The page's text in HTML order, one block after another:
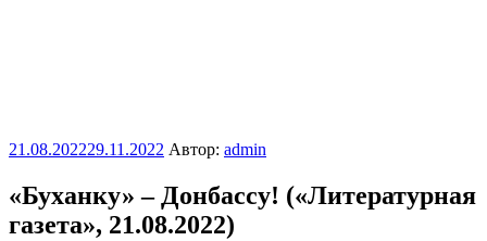
Опубликовано
21.08.202229.11.2022 Автор: admin
«Буханку» – Донбассу! («Литературная
газета», 21.08.2022)